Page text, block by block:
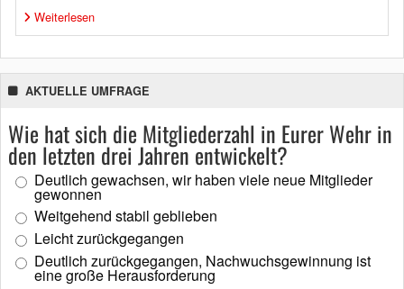
Weiterlesen
AKTUELLE UMFRAGE
Wie hat sich die Mitgliederzahl in Eurer Wehr in
den letzten drei Jahren entwickelt?
Deutlich gewachsen, wir haben viele neue Mitglieder
gewonnen
Weitgehend stabil geblieben
Leicht zurückgegangen
Deutlich zurückgegangen, Nachwuchsgewinnung ist
eine große Herausforderung